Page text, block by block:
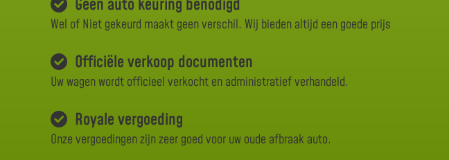
Geen auto keuring benodigd
Wel of Niet gekeurd maakt geen verschil. Wij bieden altijd een goede prijs
Officiële verkoop documenten
Uw wagen wordt officieel verkocht en administratief verhandeld.
Royale vergoeding
Onze vergoedingen zijn zeer goed voor uw oude afbraak auto.